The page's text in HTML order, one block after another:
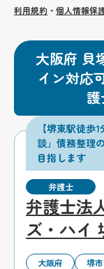
利用規約 ・個人情報保
大阪府 貝
イン対応
【堺東駅徒歩
談」債務整理
目指します
弁護士
弁護士法
ズ・ハイ
大阪府 堺市